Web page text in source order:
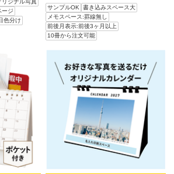
リジナル写真
ージ
色分け
サンプルOK
書き込みスペース大
メモスペース:罫線無し
前後月表示:前後3ヶ月以上
10冊から注文可能